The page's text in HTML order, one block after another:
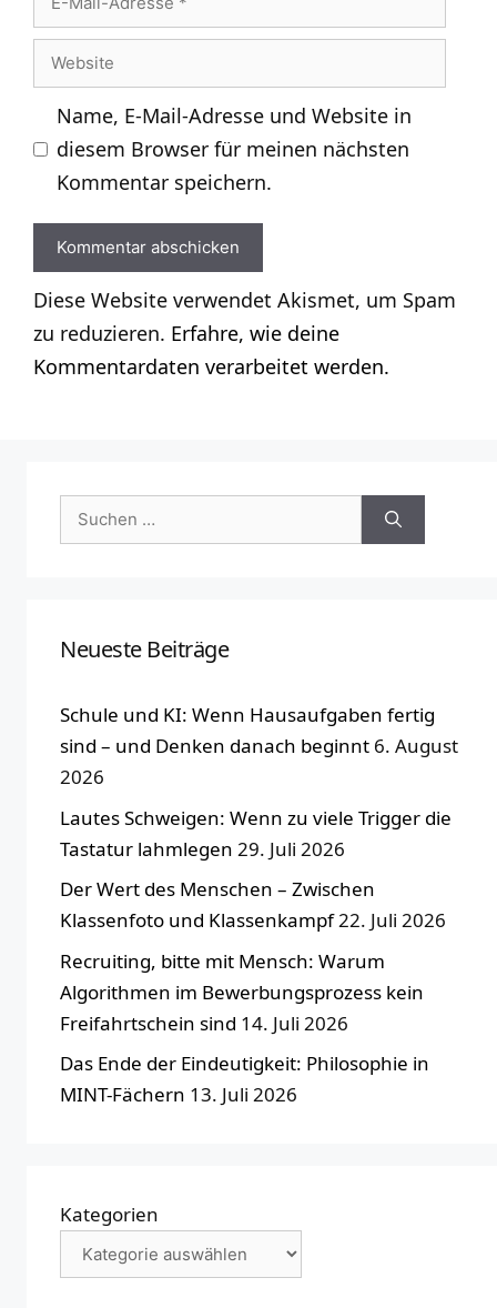
Mail-
Adresse
Website
Name, E-Mail-Adresse und Website in
diesem Browser für meinen nächsten
Kommentar speichern.
Diese Website verwendet Akismet, um Spam
zu reduzieren. Erfahre, wie deine
Kommentardaten verarbeitet werden.
Suchen
nach:
Neueste Beiträge
Schule und KI: Wenn Hausaufgaben fertig
sind – und Denken danach beginnt 6. August
2026
Lautes Schweigen: Wenn zu viele Trigger die
Tastatur lahmlegen 29. Juli 2026
Der Wert des Menschen – Zwischen
Klassenfoto und Klassenkampf22. Juli 2026
Recruiting, bitte mit Mensch: Warum
Algorithmen im Bewerbungsprozess kein
Freifahrtschein sind 14. Juli 2026
Das Ende der Eindeutigkeit: Philosophie in
MINT-Fächern 13. Juli 2026
Kategorien